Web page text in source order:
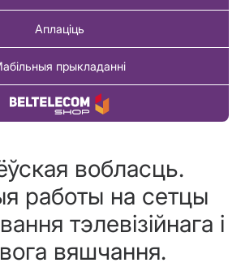
Аплаціць
прыкладанні
Купіць тавар
вобласць.
работы на сетцы
тэлевізійнага і
вяшчання.